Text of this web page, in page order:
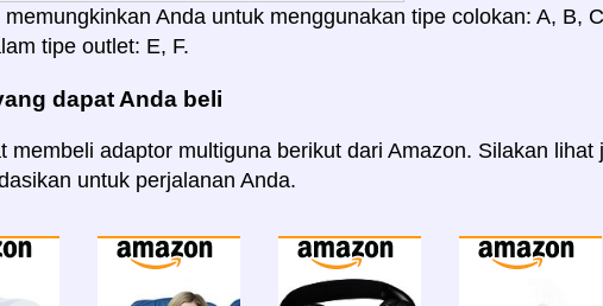
Anda untuk menggunakan tipe colokan: A, B,
tipe outlet: E, F.
dapat Anda beli
membeli adaptor multiguna berikut dari Amazon. Silakan lihat
untuk perjalanan Anda.